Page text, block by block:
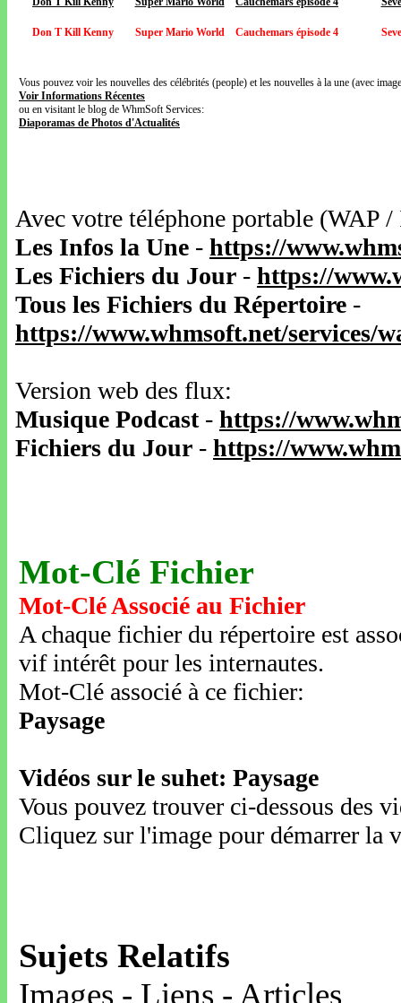
Don T Kill Kenny Super Mario World Cauchemars épisode 4
Vous pouvez voir les nouvelles des célébrités (people) et les nouvelles à la une (avec
Voir Informations Récentes
ou en visitant le blog de WhmSoft Services:
Diaporamas de Photos d'Actualités
Avec votre téléphone portable
Les Infos la Une - https://
Les Fichiers du Jour - https://
Tous les Fichiers du Répertoire -
https://www.whmsoft.net/services/
Version web des flux:
Musique Podcast- https://
Fichiers du Jour - https://
Mot-Clé Fichier
Mot-Clé Associé au Fichier
A chaque fichier du répertoire est
vif intérêt pour les internautes.
Mot-Clé associé à ce fichier:
Paysage
Vidéos sur le suhet: Paysage
Vous pouvez trouver ci-dessous des
Cliquez sur l'image pour démarrer la
Sujets Relatifs
Images - Liens - Articles